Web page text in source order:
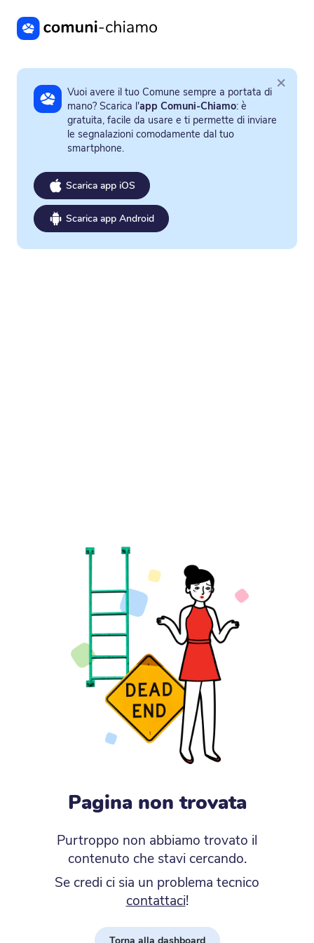
Vai al contenuto principale
Vuoi avere il tuo Comune sempre a portata di
mano? Scarica l'app Comuni-Chiamo: è
gratuita, facile da usare e ti permette di inviare
le segnalazioni comodamente dal tuo
smartphone.
Scarica app iOS
Scarica app Android
×
Pagina non trovata
Purtroppo non abbiamo trovato il
contenuto che stavi cercando.
Se credi ci sia un problema tecnico
contattaci!